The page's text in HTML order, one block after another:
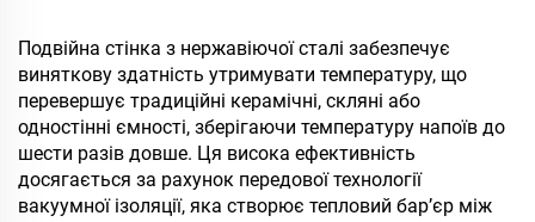
кубок, багаторазовий
термос з нержавіючої
сталі для сублімації
Подвійна стінка з нержавіючої сталі забезпечує
виняткову здатність утримувати температуру, що
перевершує традиційні керамічні, скляні або
одностінні ємності, зберігаючи температуру напоїв до
шести разів довше. Ця висока ефективність
досягається за рахунок передової технології
вакуумної ізоляції, яка створює тепловий бар’єр між